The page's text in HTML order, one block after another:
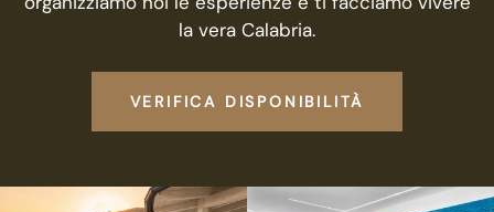
la vera Calabria.
VERIFICA DISPONIBILITÀ